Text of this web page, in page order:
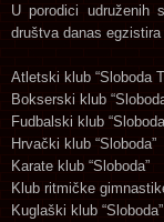
U porodici udruženih
društva danas
Atletski klub “Sloboda
Bokserski klub
Fudbalski klub
Hrvački klub “Sloboda”
Karate klub “Sloboda”
Klub ritmičke
Kuglaški klub “Sloboda”